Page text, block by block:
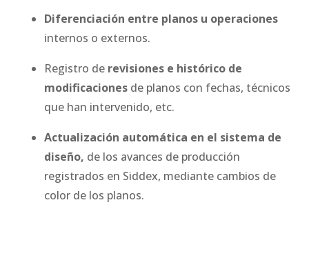
Diferenciación entre planos u operaciones
internos o externos.
Registro de revisiones e histórico de
modificaciones de planos con fechas, técnicos
que han intervenido, etc.
Actualización automática en el sistema de
diseño, de los avances de producción
registrados en Siddex, mediante cambios de
color de los planos.